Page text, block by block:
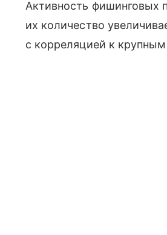
Активность фишинговых
их количество
с корреляцией к